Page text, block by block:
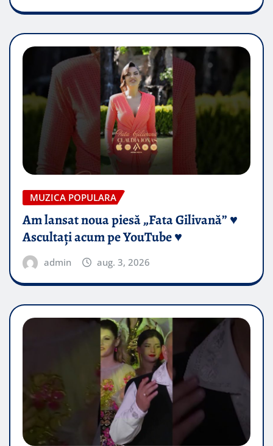
MUZICA POPULARA
Am lansat noua piesă „Fata Gilivană” ♥️
Ascultați acum pe YouTube ♥️
admin aug. 3, 2026